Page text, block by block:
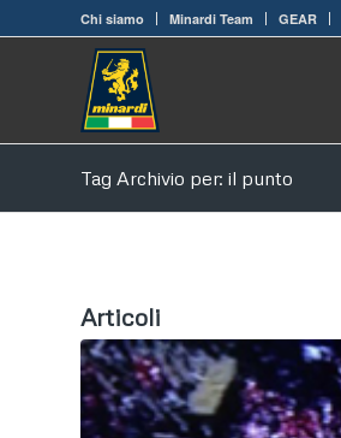
Chi siamo Minardi Team GEAR
Tag Archivio per: il punto
Articoli